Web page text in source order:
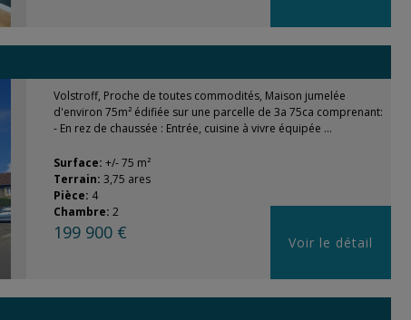
Volstroff, Proche de toutes commodités, Maison jumelée
d'environ 75m² édifiée sur une parcelle de 3a 75ca comprenant:
- En rez de chaussée : Entrée, cuisine à vivre équipée ...
Surface: +/- 75 m²
Terrain: 3,75 ares
Pièce: 4
Chambre: 2
199 900 € Voir le détail